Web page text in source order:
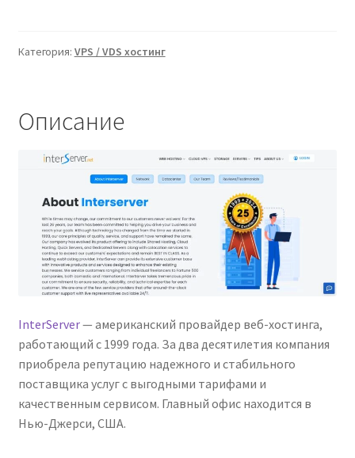
Категория: VPS / VDS хостинг
Описание
InterServer— американский провайдер веб-хостинга,
работающий с 1999 года. За два десятилетия компания
приобрела репутацию надежного и стабильного
поставщика услуг с выгодными тарифами и
качественным сервисом. Главный офис находится в
Нью-Джерси, США.